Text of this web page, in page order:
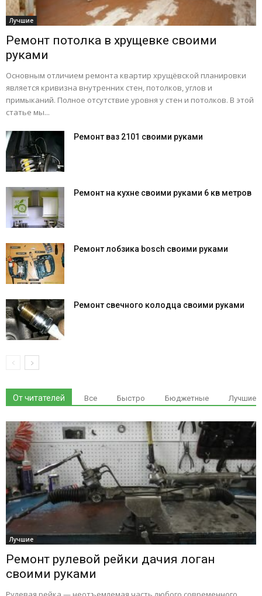
Лучшие
Ремонт потолка в хрущевке своими
руками
Основным отличием ремонта квартир хрущёвской планировки
является кривизна внутренних стен, потолков, углов и
примыканий. Полное отсутствие уровня у стен и потолков. В этой
статье мы...
Ремонт ваз 2101 своими руками
Ремонт на кухне своими руками 6 кв метров
Ремонт лобзика bosch своими руками
Ремонт свечного колодца своими руками
От читателей Все Быстро Бюджетные Лучшие
Лучшие
Ремонт рулевой рейки дачия логан
своими руками